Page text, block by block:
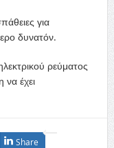
για
δυνατόν.
ρεύματος
έχει
Share